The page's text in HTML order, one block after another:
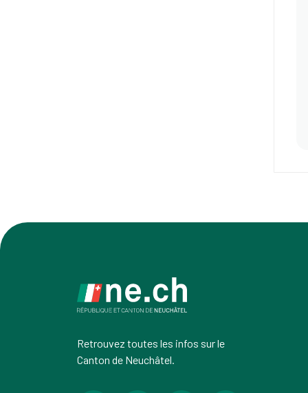
Retrouvez toutes les infos sur le
Canton de Neuchâtel.